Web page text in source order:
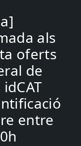
als
oferts
de
entre